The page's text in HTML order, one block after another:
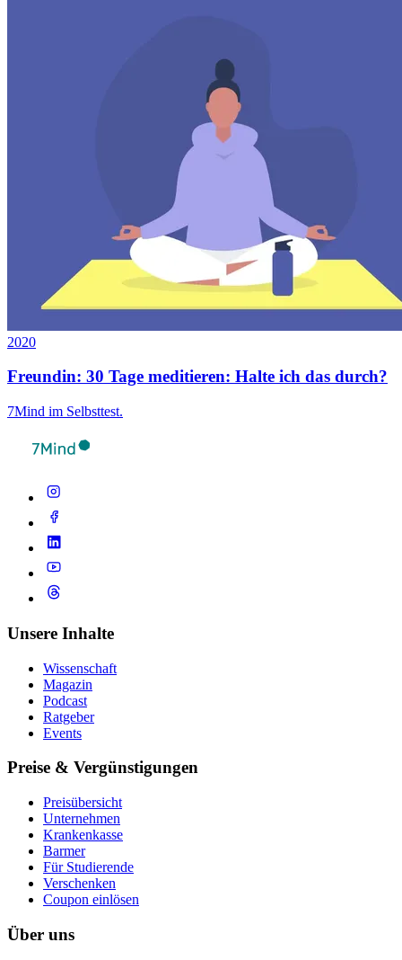
2020
Freundin: 30 Tage meditieren: Halte ich das durch?
7Mind im Selbsttest.
Unsere Inhalte
Wissenschaft
Magazin
Podcast
Ratgeber
Events
Preise & Vergünstigungen
Preisübersicht
Unternehmen
Krankenkasse
Barmer
Für Studierende
Ver­schen­ken
Coupon einlösen
Über uns